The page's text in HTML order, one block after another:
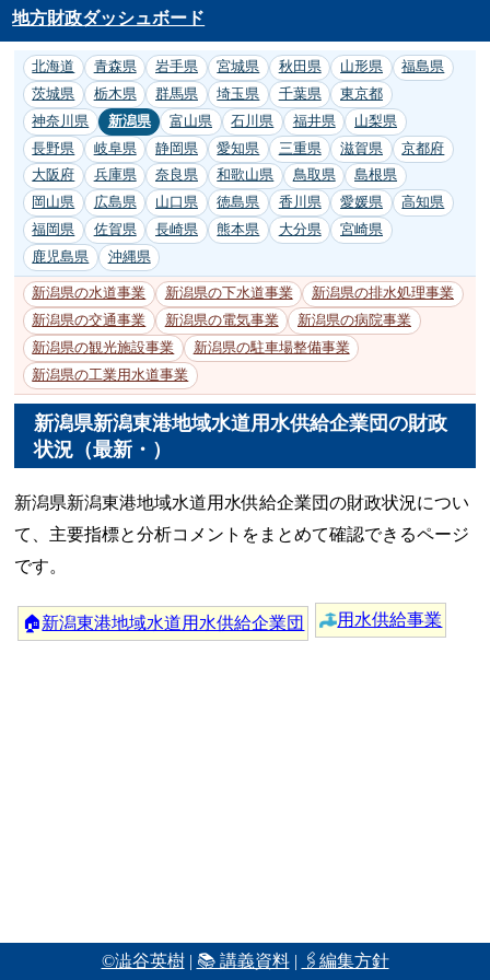
地方財政ダッシュボード
©澁谷英樹| 📚 講義資料| 🖇編集方針
北海道 青森県 岩手県 宮城県 秋田県 山形県
福島県
茨城県
栃木県 群馬県 埼玉県 千葉県
東京都
神奈川県
新潟県 富山県 石川県 福井県
山梨県
長野県
岐阜県 静岡県 愛知県 三重県 滋賀県
京都府
大阪府
兵庫県 奈良県 和歌山県 鳥取県
島根県
岡山県
広島県 山口県 徳島県 香川県 愛媛県
高知県
福岡県
佐賀県 長崎県 熊本県 大分県
宮崎県
鹿児島県
沖縄県
新潟県の水道事業 新潟県の下水道事業
新潟県の排水処理事業
新潟県の交通事業
新潟県の電気事業
新潟県の病院事業
新潟県の観光施設事業
新潟県の駐車場整備事業
新潟県の工業用水道事業
新潟県新潟東港地域水道用水供給企業団の財政
状況（最新・）
新潟県新潟東港地域水道用水供給企業団の財政状況につい
て、主要指標と分析コメントをまとめて確認できるページ
です。
🏠新潟東港地域水道用水供給企業団 用水供給事業